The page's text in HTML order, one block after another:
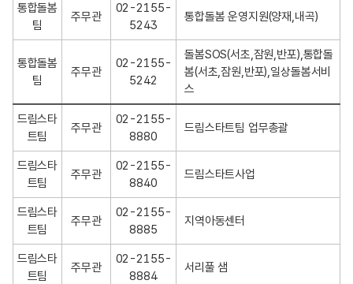
통합돌봄
팀
주무관
02-2155-
5243
통합돌봄 운영지원(양재,내곡)
통합돌봄
팀
주무관
02-2155-
5242
돌봄SOS(서초,잠원,반포),통합돌
봄(서초,잠원,반포),일상돌봄서비
스
드림스타
트팀
주무관
02-2155-
8880
드림스타트팀 업무총괄
드림스타
트팀
주무관
02-2155-
8840
드림스타트사업
드림스타
트팀
주무관
02-2155-
8885
지역아동센터
드림스타
트팀
주무관
02-2155-
8884
서리풀 샘